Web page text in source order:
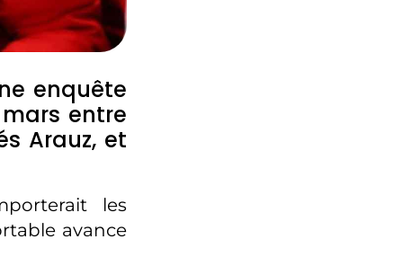
enquête
entre
Arauz, et
les
avance